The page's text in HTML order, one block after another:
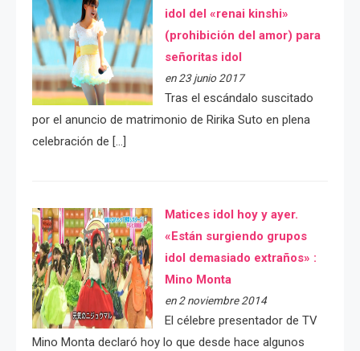
idol del «renai kinshi»
(prohibición del amor) para
señoritas idol
en 23 junio 2017
Tras el escándalo suscitado
por el anuncio de matrimonio de Ririka Suto en plena
celebración de […]
Matices idol hoy y ayer.
«Están surgiendo grupos
idol demasiado extraños» :
Mino Monta
en 2 noviembre 2014
El célebre presentador de TV
Mino Monta declaró hoy lo que desde hace algunos